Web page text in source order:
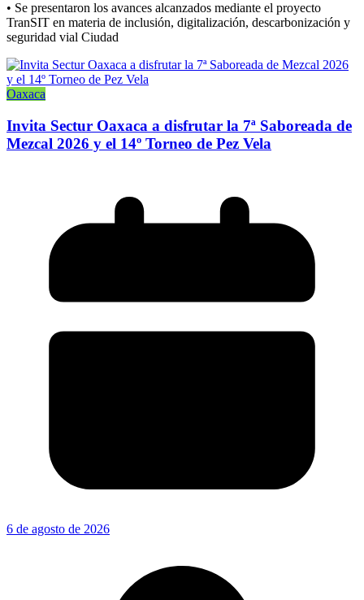
• Se presentaron los avances alcanzados mediante el proyecto
TranSIT en materia de inclusión, digitalización, descarbonización y
seguridad vial Ciudad
Oaxaca
Invita Sectur Oaxaca a disfrutar la 7ª Saboreada de
Mezcal 2026 y el 14º Torneo de Pez Vela
6 de agosto de 2026